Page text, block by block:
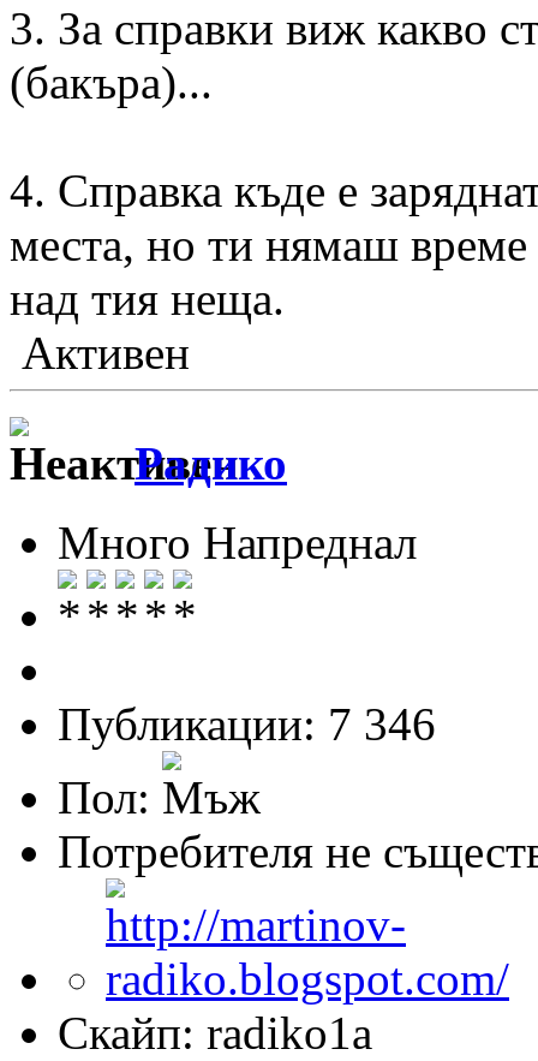
3. За справки виж какво
(бакъра)...
4. Справка къде е
места, но ти нямаш
над тия неща.
Активен
Радико
Много Напреднал
Публикации: 7 346
Пол:
Потребителя не
Скайп: radiko1a